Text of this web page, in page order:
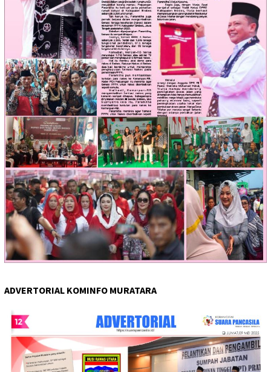
ADVERTORIAL KOMINFO MURATARA